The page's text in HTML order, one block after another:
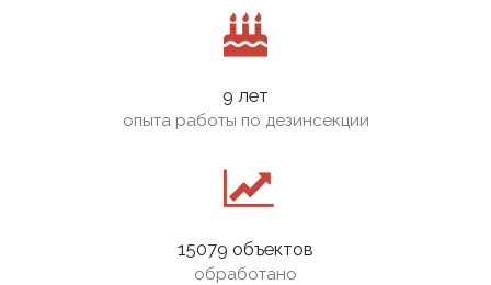
9 лет
опыта работы по дезинсекции
15079 объектов
обработано